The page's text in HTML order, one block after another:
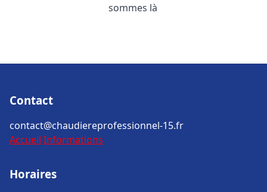
sommes là
Contact
contact@chaudiereprofessionnel-15.fr
Accueil Informations
Horaires